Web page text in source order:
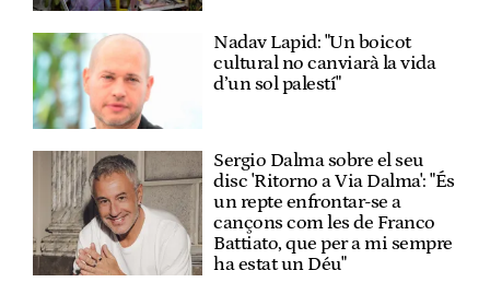
Nadav Lapid: "Un boicot
cultural no canviarà la vida
d’un sol palestí"
Sergio Dalma sobre el seu
disc 'Ritorno a Via Dalma': "És
un repte enfrontar-se a
cançons com les de Franco
Battiato, que per a mi sempre
ha estat un Déu"